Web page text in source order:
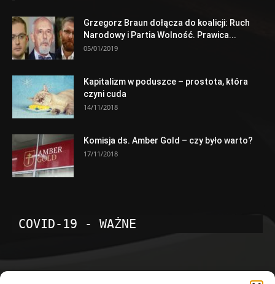
Grzegorz Braun dołącza do koalicji: Ruch
Narodowy i Partia Wolność. Prawica...
05/01/2019
Kapitalizm w poduszce – prostota, która
czyni cuda
14/11/2018
Komisja ds. Amber Gold – czy było warto?
17/11/2018
COVID-19 - WAŻNE